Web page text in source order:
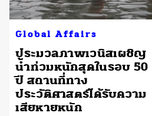
Global Affairs
ประมวลภาพเวนิสเผชิญ
น้ำท่วมหนักสุดในรอบ 50
ปี สถานที่ทาง
ประวัติศาสตร์ได้รับความ
เสียหายหนัก